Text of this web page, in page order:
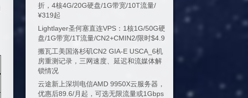
折，4核4G/20G硬盘/1G带宽/10T流量/
¥319起
Lightlayer圣何塞直连VPS：1核1G/50G硬
盘/1G带宽/1T流量/CN2+CMIN2/限时$4.9
搬瓦工美国洛杉矶CN2 GIA-E USCA_6机
房重测记录，三网速度、延迟和流媒体解
锁情况
云途新上深圳电信AMD 9950X云服务器，
优惠后89.6/月起，可选无限流量或1Gbps